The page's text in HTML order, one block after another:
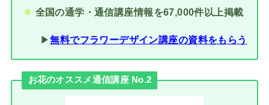
全国の通学・通信講座情報を67,000件以上掲載
▶︎無料でフラワーデザイン講座の資料をもらう
お花のオススメ通信講座 No.2